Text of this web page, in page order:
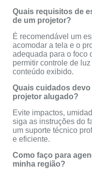
Quais requisitos de
de um projetor?
É recomendável um
acomodar a tela e o
adequada para o foco
permitir controle de
conteúdo exibido.
Quais cuidados
projetor alugado?
Evite impactos,
siga as instruções do
um suporte técnico
e eficiente.
Como faço para
minha região?